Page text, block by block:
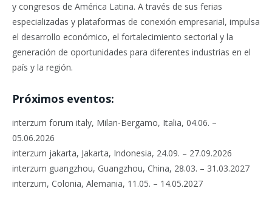
y congresos de América Latina. A través de sus ferias
especializadas y plataformas de conexión empresarial, impulsa
el desarrollo económico, el fortalecimiento sectorial y la
generación de oportunidades para diferentes industrias en el
país y la región.
Próximos eventos:
interzum forum italy, Milan-Bergamo, Italia, 04.06. –
05.06.2026
interzum jakarta, Jakarta, Indonesia, 24.09. – 27.09.2026
interzum guangzhou, Guangzhou, China, 28.03. – 31.03.2027
interzum, Colonia, Alemania, 11.05. – 14.05.2027